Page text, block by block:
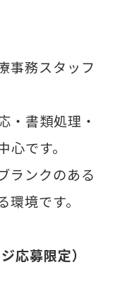
事務スタッフ
・書類処理・
です。
ランクのある
境です。
応募限定）